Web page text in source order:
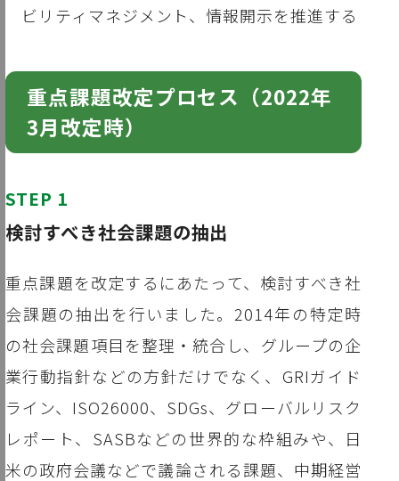
ビリティマネジメント、情報開示を推進する
重点課題改定プロセス（2022年
3月改定時）
STEP 1
検討すべき社会課題の抽出
重点課題を改定するにあたって、検討すべき社
会課題の抽出を行いました。2014年の特定時
の社会課題項目を整理・統合し、グループの企
業行動指針などの方針だけでなく、GRIガイド
ライン、ISO26000、SDGs、グローバルリスク
レポート、SASBなどの世界的な枠組みや、日
米の政府会議などで議論される課題、中期経営